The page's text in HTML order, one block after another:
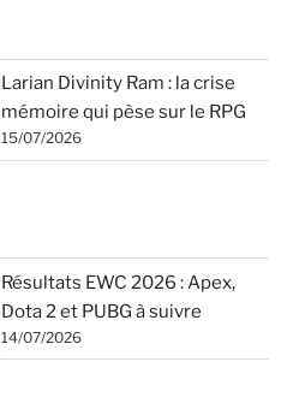
Larian Divinity Ram : la crise
mémoire qui pèse sur le RPG
15/07/2026
Résultats EWC 2026 : Apex,
Dota 2 et PUBG à suivre
14/07/2026